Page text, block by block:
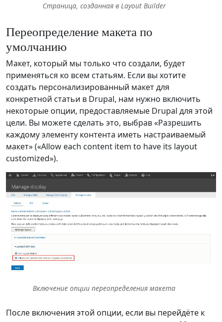
Страница, созданная в Layout Builder
Переопределение макета по
умолчанию
Макет, который мы только что создали, будет
применяться ко всем статьям. Если вы хотите
создать персонализированный макет для
конкретной статьи в Drupal, нам нужно включить
некоторые опции, предоставляемые Drupal для этой
цели. Вы можете сделать это, выбрав «Разрешить
каждому элементу контента иметь настраиваемый
макет» («Allow each content item to have its layout
customized»).
Включение опции переопределения макета
После включения этой опции, если вы перейдёте к